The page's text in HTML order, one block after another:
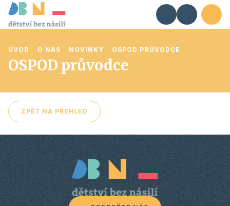
OSPOD průvodce
ÚVOD O NÁS NOVINKY OSPOD PRŮVODCE
ZPĚT NA PŘEHLED